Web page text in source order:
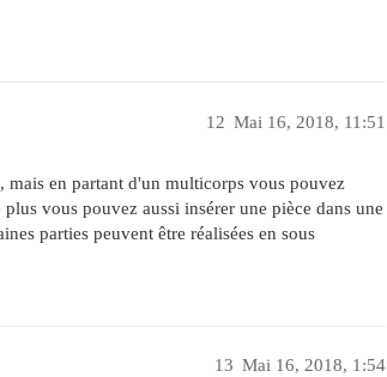
Mai 16, 2018, 11:51
12
mais en partant d'un multicorps vous pouvez
vous pouvez aussi insérer une pièce dans une
parties peuvent être réalisées en sous
Mai 16, 2018, 1:54
13